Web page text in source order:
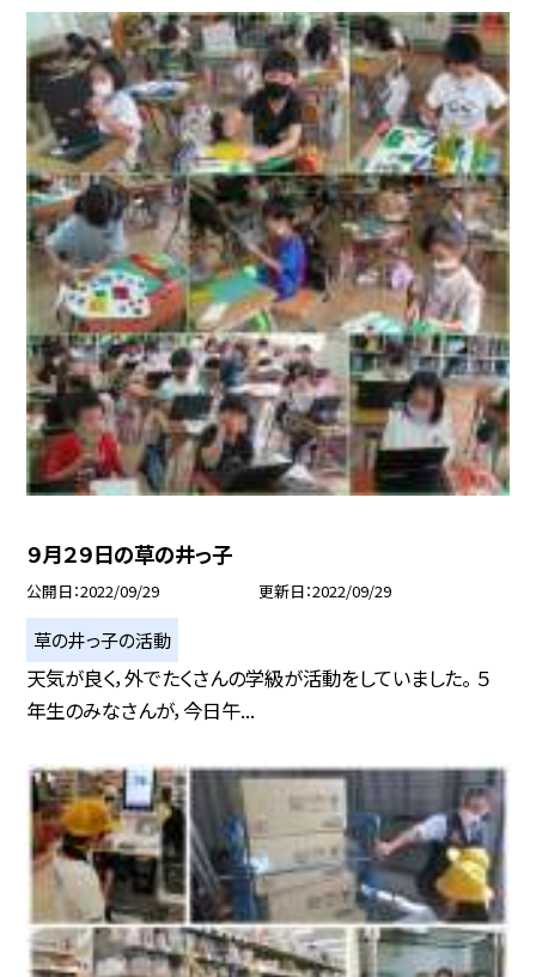
９月２９日の草の井っ子
公開日 2022/09/29 更新日 2022/09/29
草の井っ子の活動
天気が良く，外でたくさんの学級が活動をしていました。 ５
年生のみなさんが，今日午...